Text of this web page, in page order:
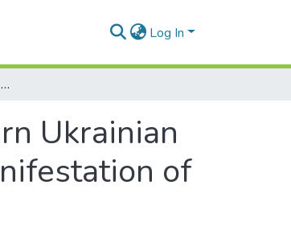
Log In
Secondary designations of nationalities in modern Ukrainian as one of the signs of national identity and a manifestation of ethnocentrism
Ukrainian
of